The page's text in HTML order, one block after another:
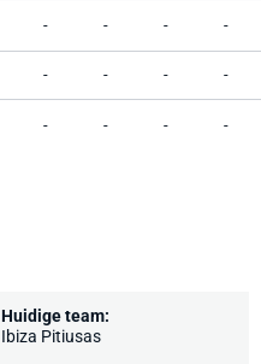
- - - -
- - - -
- - - -
Huidige team:
Ibiza Pitiusas